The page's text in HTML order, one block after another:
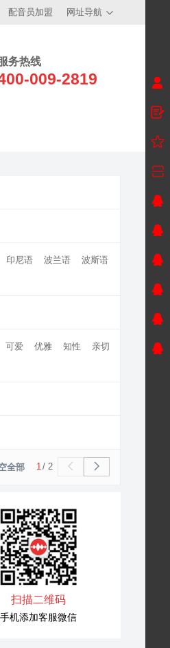
配音员加盟 网址导航
务热线
009-2819
印尼语 波兰语 波斯语
可爱 优雅 知性 亲切
全部 1/ 2
扫描二维码
手机添加客服微信